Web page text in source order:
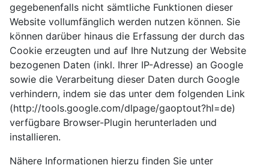
gegebenenfalls nicht sämtliche Funktionen dieser
Website vollumfänglich werden nutzen können. Sie
können darüber hinaus die Erfassung der durch das
Cookie erzeugten und auf Ihre Nutzung der Website
bezogenen Daten (inkl. Ihrer IP-Adresse) an Google
sowie die Verarbeitung dieser Daten durch Google
verhindern, indem sie das unter dem folgenden Link
(http://tools.google.com/dlpage/gaoptout?hl=de)
verfügbare Browser-Plugin herunterladen und
installieren.
Nähere Informationen hierzu finden Sie unter